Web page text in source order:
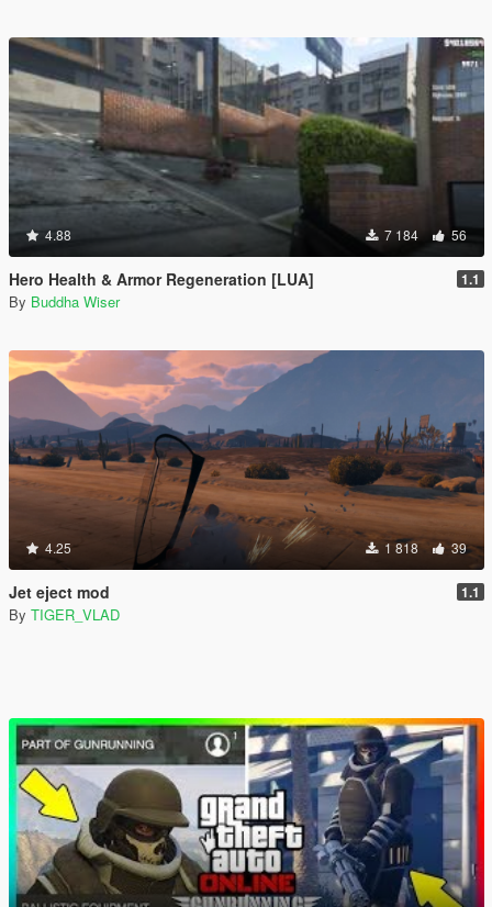
4.88 7 184 56
Hero Health & Armor Regeneration [LUA] 1.1
By Buddha Wiser
4.25 1 818 39
Jet eject mod 1.1
By TIGER_VLAD